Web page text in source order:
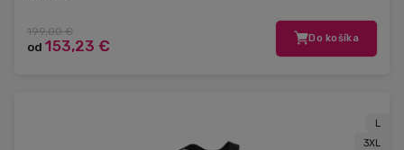
199,00 €
od 153,23 € Do košíka
L
3XL